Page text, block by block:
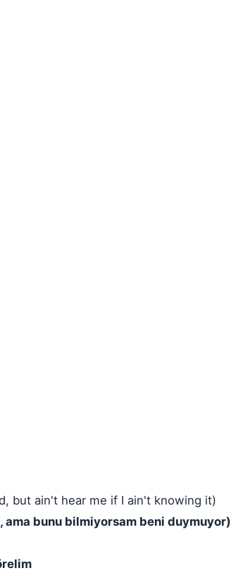
but ain't hear me if I ain't knowing it)
ama bunu bilmiyorsam beni duymuyor)